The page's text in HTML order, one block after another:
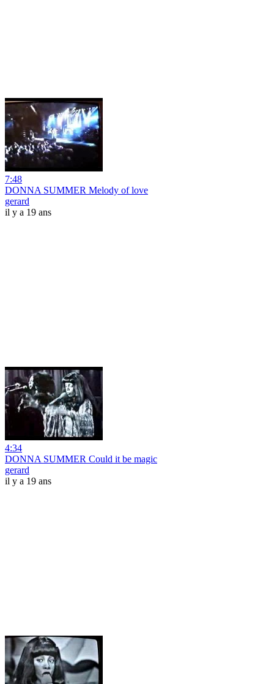
7:48
DONNA SUMMER Melody of love
gerard
il y a 19 ans
4:34
DONNA SUMMER Could it be magic
gerard
il y a 19 ans